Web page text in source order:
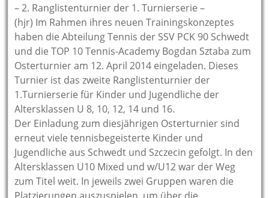
– 2. Ranglistenturnier der 1. Turnierserie –
(hjr) Im Rahmen ihres neuen Trainingskonzeptes
haben die Abteilung Tennis der SSV PCK 90 Schwedt
und die TOP 10 Tennis-Academy Bogdan Sztaba zum
Osterturnier am 12. April 2014 eingeladen. Dieses
Turnier ist das zweite Ranglistenturnier der
1.Turnierserie für Kinder und Jugendliche der
Altersklassen U 8, 10, 12, 14 und 16.
Der Einladung zum diesjährigen Osterturnier sind
erneut viele tennisbegeisterte Kinder und
Jugendliche aus Schwedt und Szczecin gefolgt. In den
Altersklassen U10 Mixed und w/U12 war der Weg
zum Titel weit. In jeweils zwei Gruppen waren die